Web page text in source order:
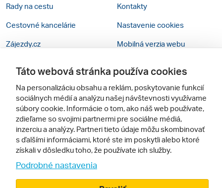
Rady na cestu
Cestovné kancelárie
Zájezdy.cz
Kontakty
Nastavenie cookies
Mobilná verzia webu
Sledujte nás
© 2005 - 2026, Zájazdy.sk,
spol. s r.o.
Táto webová stránka používa cookies
Na personalizáciu obsahu a reklám, poskytovanie funkcií
sociálnych médií a analýzu našej návštevnosti využívame
súbory cookie. Informácie o tom, ako náš web používate,
zdieľame so svojimi partnermi pre sociálne médiá,
inzerciu a analýzy. Partneri tieto údaje môžu skombinovať
s ďalšími informáciami, ktoré ste im poskytli alebo ktoré
získali v dôsledku toho, že používate ich služby.
Podrobné nastavenia